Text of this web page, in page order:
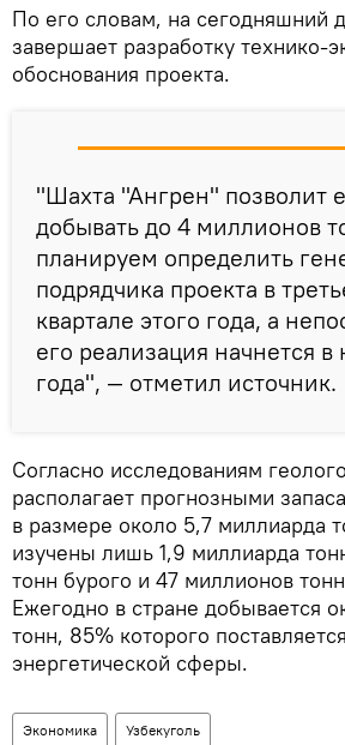
По его словам, на сегодняшний
завершает разработку технико-
обоснования проекта.
"Шахта "Ангрен" позволит
добывать до 4 миллионов
планируем определить
подрядчика проекта в
квартале этого года, а
его реализация начнется в
года", — отметил источник.
Согласно исследованиям
располагает прогнозными
в размере около 5,7 миллиарда
изучены лишь 1,9 миллиарда
тонн бурого и 47 миллионов
Ежегодно в стране добывается
тонн, 85% которого
энергетической сферы.
Экономика Узбекуголь